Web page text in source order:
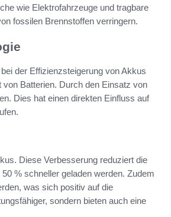
wie Elektrofahrzeuge und tragbare
fossilen Brennstoffen verringern.
der Effizienzsteigerung von Akkus
von Batterien. Durch den Einsatz von
Dies hat einen direkten Einfluss auf
Diese Verbesserung reduziert die
% schneller geladen werden. Zudem
was sich positiv auf die
sondern bieten auch eine